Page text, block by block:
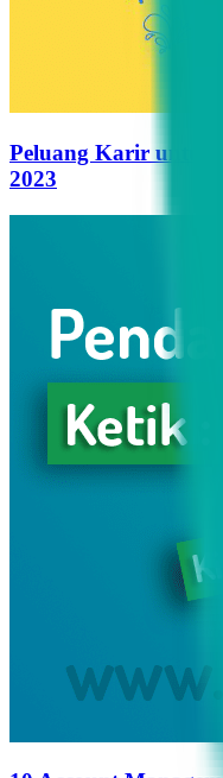
Peluang Karir untuk
2023